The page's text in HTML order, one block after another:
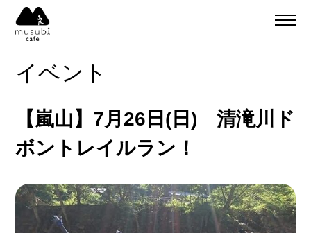
イベント
musubi
嵐山
sweets factory
ご予約＆リクエスト
Company
イベント
【嵐山】7月26日(日) 清滝川ド
ボントレイルラン！